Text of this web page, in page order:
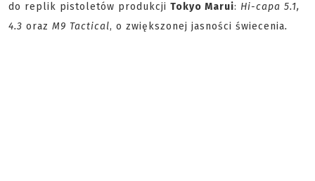
do replik pistoletów produkcji Tokyo Marui: Hi-capa 5.1,
4.3 oraz M9 Tactical, o zwiększonej jasności świecenia.